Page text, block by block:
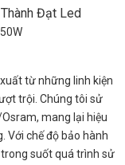
từ những linh kiện
trội. Chúng tôi sử
mang lại hiệu
Với chế độ bảo hành
suốt quá trình sử